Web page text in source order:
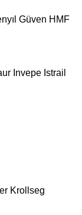
Güven HMF
Invepe Istrail
Krollseg